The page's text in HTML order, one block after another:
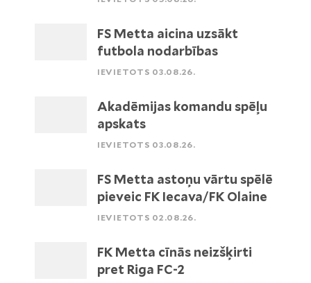
FS Metta aicina uzsākt
futbola nodarbības
IEVIETOTS 03.08.26.
Akadēmijas komandu spēļu
apskats
IEVIETOTS 03.08.26.
FS Metta astoņu vārtu spēlē
pieveic FK Iecava/FK Olaine
IEVIETOTS 02.08.26.
FK Metta cīnās neizšķirti
pret Riga FC-2